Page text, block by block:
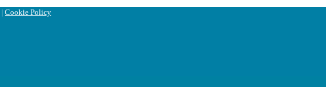
| Cookie Policy